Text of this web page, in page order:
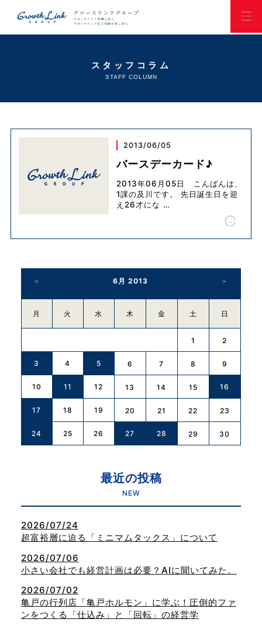
スタッフコラム
STAFF COLUMN
2013/06/05
バースデーカード♪
2013年06月05日 こんばんは、
1課の及川です。 先日誕生日を迎
え26才にな …
6月 2013
月 火 水 木 金 土 日
1 2
3 4 5 6 7 8 9
10 11 12 13 14 15 16
17 18 19 20 21 22 23
24 25 26 27 28 29 30
最近の投稿
NEW
2026/07/24
超富裕層に迫る「ミニマムタックス」について
2026/07/06
小さい会社でも経営計画は必要？AIに聞いてみた。
2026/07/02
亀戸の行列店「亀戸ホルモン」に学ぶ！圧倒的ファ
ンをつくる「仕込み」と「回転」の経営学